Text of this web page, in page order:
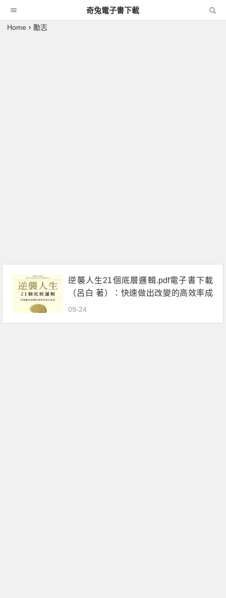
奇兔電子書下載
Home 勵志
逆襲人生21個底層邏輯.pdf電子書下載
（呂白 著）：快速做出改變的高效率成
長指南
09-24